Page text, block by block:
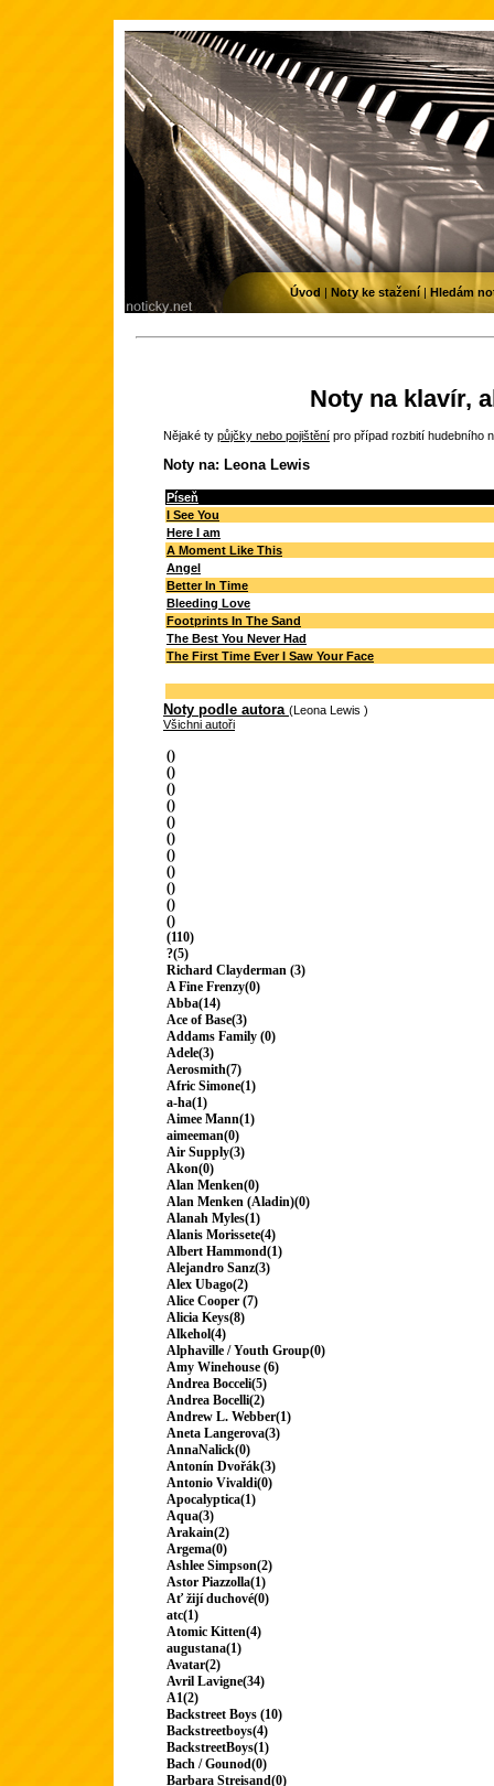
Noty na klavír,
Nějaké ty půjčky nebo pojištění pro případ rozbití hudebního
Noty na: Leona Lewis
Píseň
I See You
Here I am
A Moment Like This
Angel
Better In Time
Bleeding Love
Footprints In The Sand
The Best You Never Had
The First Time Ever I Saw Your Face
Noty podle autora (Leona Lewis )
Všichni autoři
()
()
()
()
()
()
()
()
()
()
()
(110)
?(5)
Richard Clayderman (3)
A Fine Frenzy(0)
Abba(14)
Ace of Base(3)
Addams Family (0)
Adele(3)
Aerosmith(7)
Afric Simone(1)
a-ha(1)
Aimee Mann(1)
aimeeman(0)
Air Supply(3)
Akon(0)
Alan Menken(0)
Alan Menken (Aladin)(0)
Alanah Myles(1)
Alanis Morissete(4)
Albert Hammond(1)
Alejandro Sanz(3)
Alex Ubago(2)
Alice Cooper (7)
Alicia Keys(8)
Alkehol(4)
Alphaville / Youth Group(0)
Amy Winehouse (6)
Andrea Bocceli(5)
Andrea Bocelli(2)
Andrew L. Webber(1)
Aneta Langerova(3)
AnnaNalick(0)
Antonín Dvořák(3)
Antonio Vivaldi(0)
Apocalyptica(1)
Aqua(3)
Arakain(2)
Argema(0)
Ashlee Simpson(2)
Astor Piazzolla(1)
Ať žijí duchové(0)
atc(1)
Atomic Kitten(4)
augustana(1)
Avatar(2)
Avril Lavigne(34)
A1(2)
Backstreet Boys (10)
Backstreetboys(4)
BackstreetBoys(1)
Bach / Gounod(0)
Barbara Streisand(0)
Úvod | Noty ke stažení| Hledám